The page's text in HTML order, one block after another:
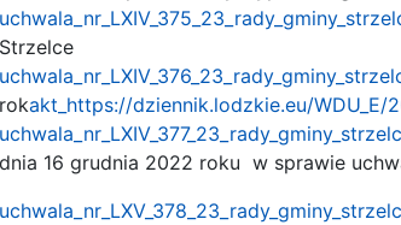
Strzelce
rokakt_ https://dziennik.lodzkie.eu/WDU_E/
dnia 16 grudnia 2022 roku w sprawie